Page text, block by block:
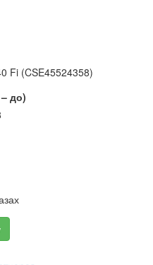
Fi (CSE45524358)
до)